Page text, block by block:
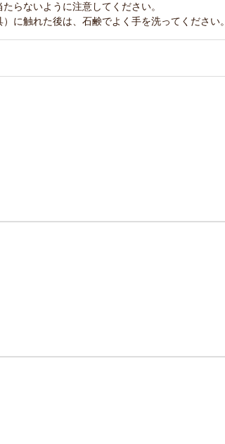
らないように注意してください。
に触れた後は、石鹸でよく手を洗ってください。